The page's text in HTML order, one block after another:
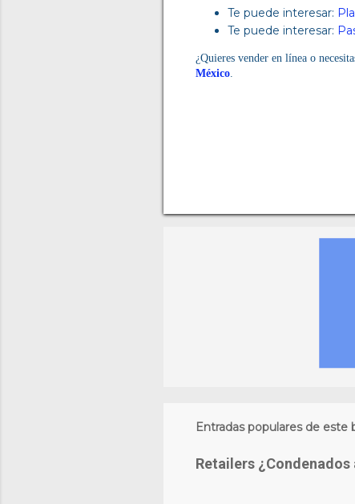
Te puede interesar:
Te puede interesar:
¿Quieres vender en línea o
México
Entradas populares de este
Retailers